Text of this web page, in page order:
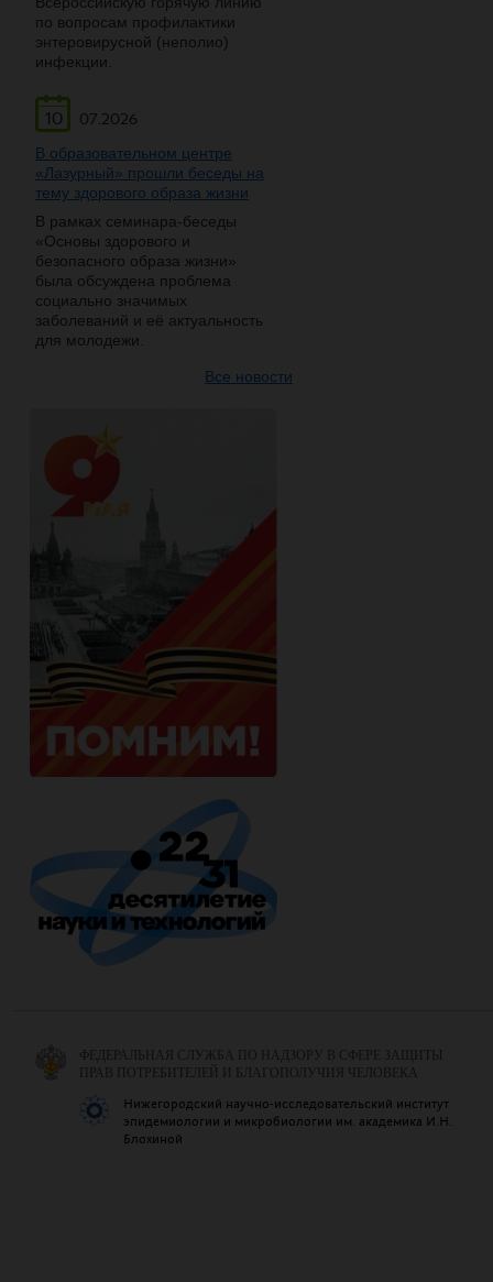
по вопросам профилактики
энтеровирусной (неполио)
инфекции.
10
07.2026
В образовательном центре
«Лазурный» прошли беседы на
тему здорового образа жизни
В рамках семинара-беседы
«Основы здорового и
безопасного образа жизни»
была обсуждена проблема
социально значимых
заболеваний и её актуальность
для молодежи.
Все новости
ФЕДЕРАЛЬНАЯ СЛУЖБА ПО НАДЗОРУ В СФЕРЕ ЗАЩИТЫ
ПРАВ ПОТРЕБИТЕЛЕЙ И БЛАГОПОЛУЧИЯ ЧЕЛОВЕКА
Нижегородский научно-исследовательский институт
эпидемиологии и микробиологии им. академика И.Н.
Блохиной